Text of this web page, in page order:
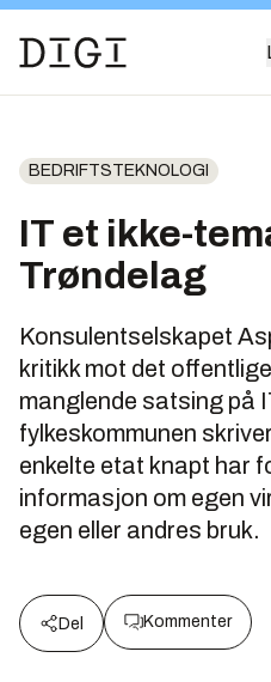
BEDRIFTSTEKNOLOGI
IT et ikke-
Trøndelag
Konsulentselskapet
kritikk mot det
manglende satsing på
fylkeskommunen
enkelte etat knapt har
informasjon om egen
egen eller andres bruk.
Del Kommenter